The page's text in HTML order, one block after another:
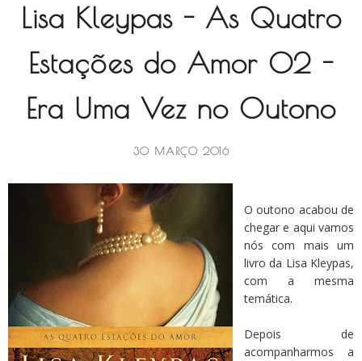
Lisa Kleypas - As Quatro
Estações do Amor 02 -
Era Uma Vez no Outono
30 MARÇO 2016
O outono acabou de
chegar e aqui vamos
nós com mais um
livro da Lisa Kleypas,
com a mesma
temática.
Depois de
acompanharmos a